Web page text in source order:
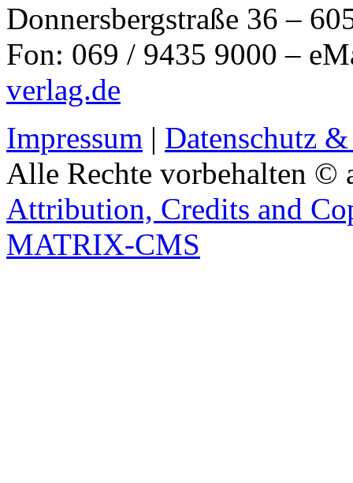
Donnersbergstraße 36 –
Fon: 069 / 9435 9000 –
verlag.de
Impressum | Datenschutz
Alle Rechte vorbehalten ©
Attribution, Credits and
MATRIX-CMS